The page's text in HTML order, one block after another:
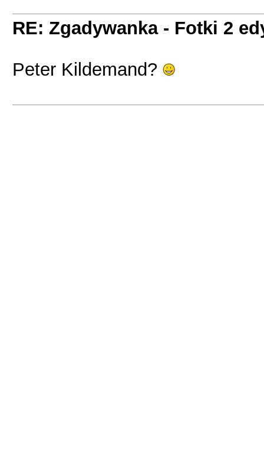
RE: Zgadywanka - Fotki 2
Peter Kildemand?